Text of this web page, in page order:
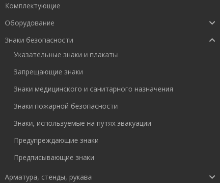
Комплектующие
Оборудование
Знаки безопасности
Указательные знаки и плакаты
Запрещающие знаки
Знаки медицинского и санитарного назначения
Знаки пожарной безопасности
Знаки, используемые на путях эвакуации
Предупреждающие знаки
Предписывающие знаки
Арматура, стенды, рукава